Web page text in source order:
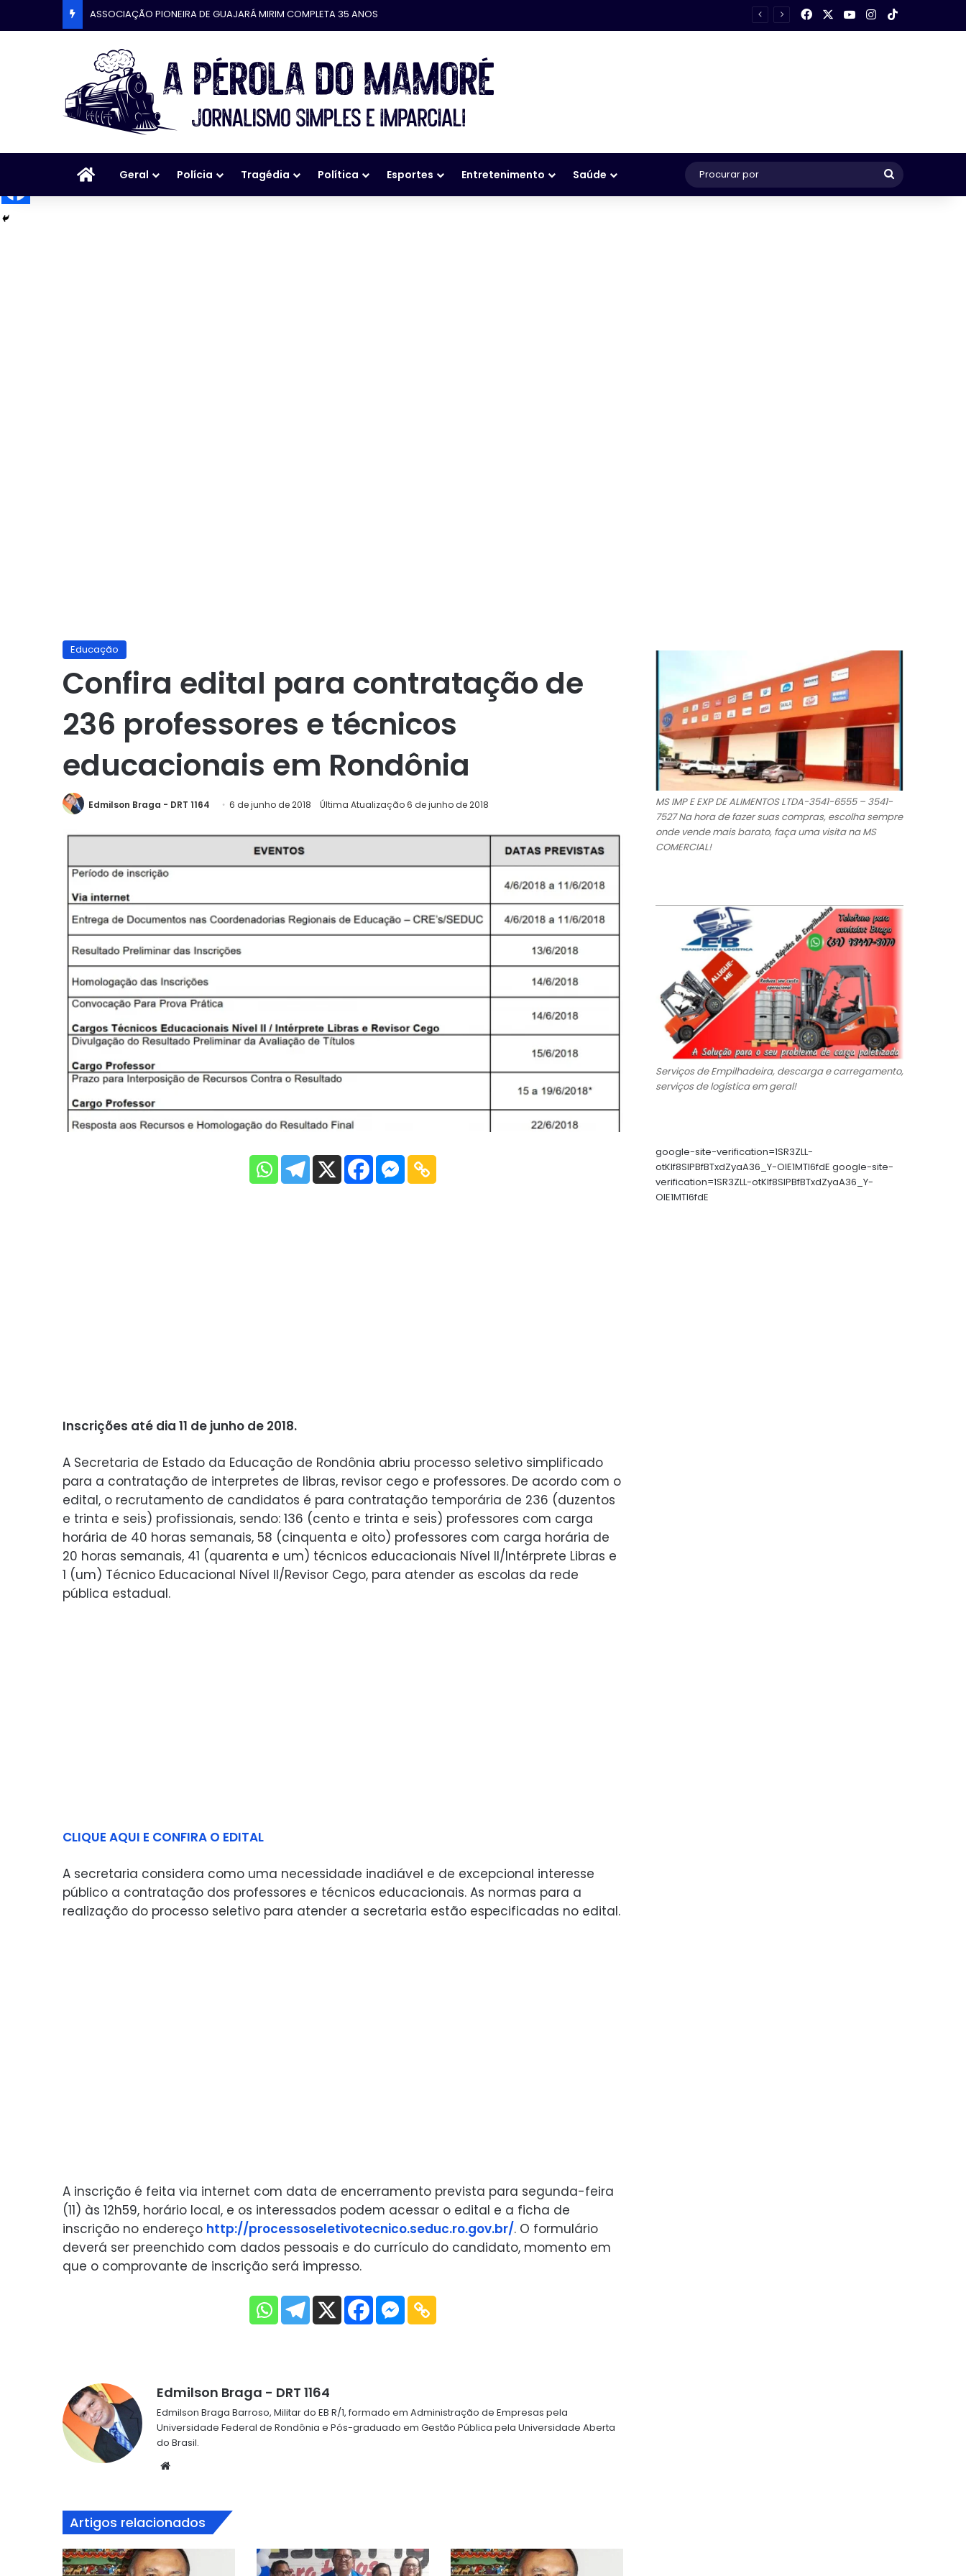
TIVE AMIGOS QUE SE FORAM! MUITOS, MAIS NOVOS, OUTROS, ERAM MAIS VELHOS QUE EU… FacebookYouTubeInstagram
InícioGeral Polícia Tragédia Política Esportes Entretenimento Saúde
Procurar
por
Educação
Confira edital para contratação de
236 professores e técnicos
educacionais em Rondônia
Edmilson Braga - DRT 1164 6 de junho de 2018 Última Atualização 6 de junho de 2018
Inscrições até dia 11 de junho de 2018.
A Secretaria de Estado da Educação de Rondônia abriu processo seletivo simplificado
para a contratação de interpretes de libras, revisor cego e professores. De acordo com o
edital, o recrutamento de candidatos é para contratação temporária de 236 (duzentos
e trinta e seis) profissionais, sendo: 136 (cento e trinta e seis) professores com carga
horária de 40 horas semanais, 58 (cinquenta e oito) professores com carga horária de
20 horas semanais, 41 (quarenta e um) técnicos educacionais Nível II/Intérprete Libras e
1 (um) Técnico Educacional Nível II/Revisor Cego, para atender as escolas da rede
pública estadual.
CLIQUE AQUI E CONFIRA O EDITAL
A secretaria considera como uma necessidade inadiável e de excepcional interesse
público a contratação dos professores e técnicos educacionais. As normas para a
realização do processo seletivo para atender a secretaria estão especificadas no edital.
A inscrição é feita via internet com data de encerramento prevista para segunda-feira
(11) às 12h59, horário local, e os interessados podem acessar o edital e a ficha de
inscrição no endereço http://processoseletivotecnico.seduc.ro.gov.br/. O formulário
deverá ser preenchido com dados pessoais e do currículo do candidato, momento em
que o comprovante de inscrição será impresso.
Edmilson Braga - DRT 1164
Edmilson Braga Barroso, Militar do EB R/1, formado em Administração de Empresas pela
Universidade Federal de Rondônia e Pós-graduado em Gestão Pública pela Universidade Aberta
do Brasil.
Artigos relacionados
MS IMP E EXP DE ALIMENTOS LTDA-3541-6555 – 3541-
7527 Na hora de fazer suas compras, escolha sempre
onde vende mais barato, faça uma visita na MS
COMERCIAL!
Serviços de Empilhadeira, descarga e carregamento,
serviços de logística em geral!
google-site-verification=1SR3ZLL-
otKIf8SlPBfBTxdZyaA36_Y-OIE1MTl6fdE google-site-
verification=1SR3ZLL-otKIf8SlPBfBTxdZyaA36_Y-
OIE1MTl6fdE